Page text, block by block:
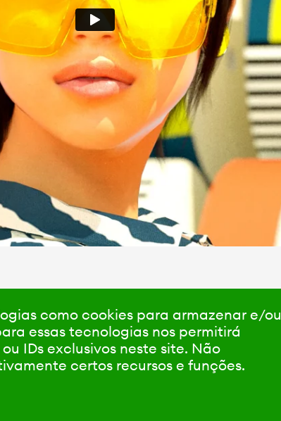
como cookies para armazenar e/ou
essas tecnologias nos permitirá
IDs exclusivos neste site. Não
certos recursos e funções.